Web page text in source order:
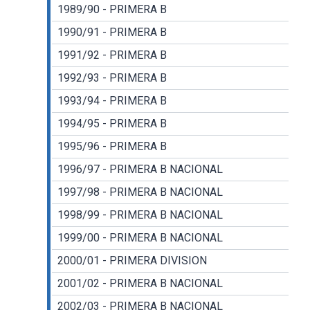
1989/90 - PRIMERA B
1990/91 - PRIMERA B
1991/92 - PRIMERA B
1992/93 - PRIMERA B
1993/94 - PRIMERA B
1994/95 - PRIMERA B
1995/96 - PRIMERA B
1996/97 - PRIMERA B NACIONAL
1997/98 - PRIMERA B NACIONAL
1998/99 - PRIMERA B NACIONAL
1999/00 - PRIMERA B NACIONAL
2000/01 - PRIMERA DIVISION
2001/02 - PRIMERA B NACIONAL
2002/03 - PRIMERA B NACIONAL